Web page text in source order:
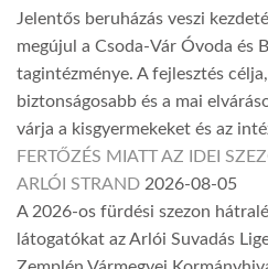
Jelentős beruházás veszi
megújul a Csoda-Vár Óvoda és
tagintézménye. A fejlesztés
biztonságosabb és a mai
várja a kisgyermekeket és az
FERTŐZÉS MIATT AZ IDEI
ARLÓI STRAND 2026-08-05
A 2026-os fürdési szezon
látogatókat az Arlói Suvadás